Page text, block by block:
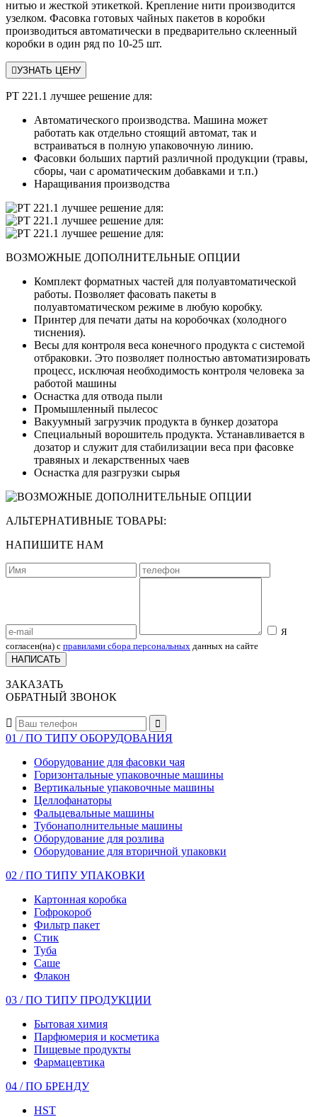
нитью и жесткой этикеткой. Крепление нити производится
узелком. Фасовка готовых чайных пакетов в коробки
производиться автоматически в предварительно склеенный
коробки в один ряд по 10-25 шт.
УЗНАТЬ ЦЕНУ
PT 221.1 лучшее решение для:
Автоматического производства. Машина может
работать как отдельно стоящий автомат, так и
встраиваться в полную упаковочную линию.
Фасовки больших партий различной продукции (травы,
сборы, чаи с ароматическим добавками и т.п.)
Наращивания производства
ВОЗМОЖНЫЕ ДОПОЛНИТЕЛЬНЫЕ ОПЦИИ
Комплект форматных частей для полуавтоматической
работы. Позволяет фасовать пакеты в
полуавтоматическом режиме в любую коробку.
Принтер для печати даты на коробочках (холодного
тиснения).
Весы для контроля веса конечного продукта с системой
отбраковки. Это позволяет полностью автоматизировать
процесс, исключая необходимость контроля человека за
работой машины
Оснастка для отвода пыли
Промышленный пылесос
Вакуумный загрузчик продукта в бункер дозатора
Специальный ворошитель продукта. Устанавливается в
дозатор и служит для стабилизации веса при фасовке
травяных и лекарственных чаев
Оснастка для разгрузки сырья
АЛЬТЕРНАТИВНЫЕ ТОВАРЫ:
НАПИШИТЕ НАМ
Я
согласен(на) с правилами сбора персональных данных на сайте
НАПИСАТЬ
ЗАКАЗАТЬ
ОБРАТНЫЙ ЗВОНОК
 
01 / ПО ТИПУ ОБОРУДОВАНИЯ
Оборудование для фасовки чая
Горизонтальные упаковочные машины
Вертикальные упаковочные машины
Целлофанаторы
Фальцевальные машины
Тубонаполнительные машины
Оборудование для розлива
Оборудование для вторичной упаковки
02 / ПО ТИПУ УПАКОВКИ
Картонная коробка
Гофрокороб
Фильтр пакет
Стик
Туба
Саше
Флакон
03 / ПО ТИПУ ПРОДУКЦИИ
Бытовая химия
Парфюмерия и косметика
Пищевые продукты
Фармацевтика
04 / ПО БРЕНДУ
HST